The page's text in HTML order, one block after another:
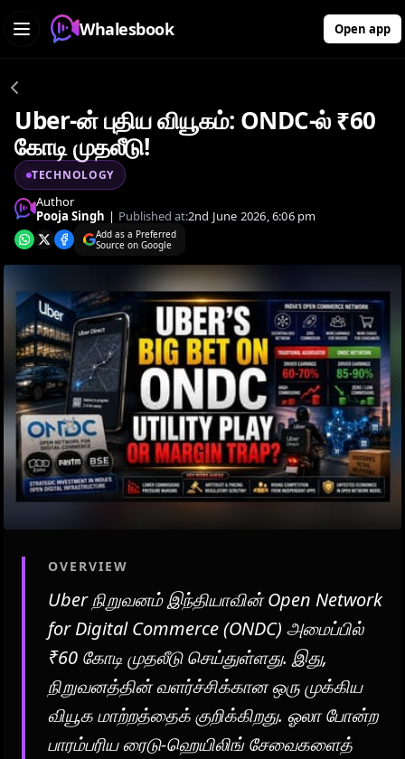
Whalesbook Open app
Uber-ன் புதிய வியூகம்: ONDC-ல் ₹60
கோடி முதலீடு!
TECHNOLOGY
Author
Pooja Singh | Published at:2nd June 2026, 6:06 pm
Add as a Preferred
Source on Google
OVERVIEW
Uber நிறுவனம் இந்தியாவின் Open Network
for Digital Commerce (ONDC) அமைப்பில்
₹60 கோடி முதலீடு செய்துள்ளது. இது,
நிறுவனத்தின் வளர்ச்சிக்கான ஒரு முக்கிய
வியூக மாற்றத்தைக் குறிக்கிறது. ஓலா போன்ற
பாரம்பரிய ரைடு-ஹெயிலிங் சேவைகளைத்